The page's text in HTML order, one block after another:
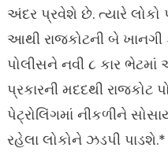
અંદર પ્રવેશે છે. ત્યારે લોકો
આથી રાજકોટની બે ખાનગી
પોલીસને નવી ૮ કાર
પ્રકારની મદદથી રાજકોટ
પેટ્રોલિંગમાં નીકળીને
રહેલા લોકોને ઝડપી પાડશે.*